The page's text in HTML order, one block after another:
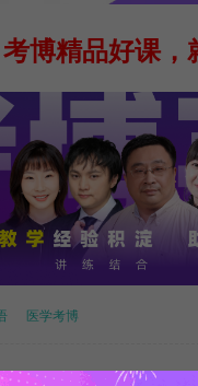
考博精品好课，
医学考博